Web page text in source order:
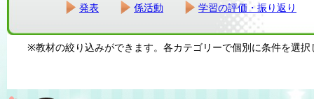
発表 係活動 学習の評価・振り返り
※教材の絞り込みができます。各カテゴリーで個別に条件を選択